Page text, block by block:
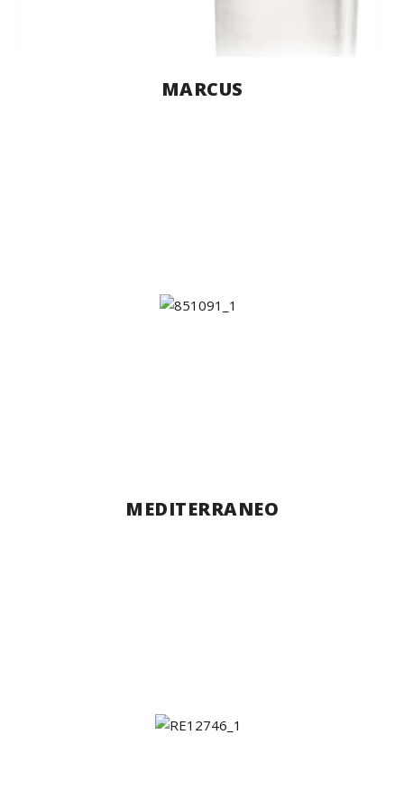
MARCUS
MEDITERRANEO